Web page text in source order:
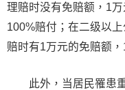
理赔时没有免赔额，1
100%赔付；在二级以
赔时有1万元的免赔额
此外，当居民罹患重